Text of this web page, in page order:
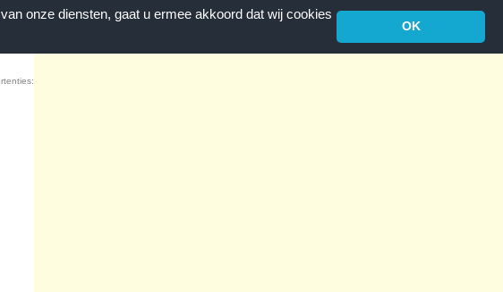
onze diensten, gaat u ermee akkoord dat wij cookies
OK